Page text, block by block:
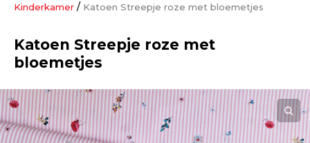
Kinderkamer
Kinderkamer / Katoen Streepje roze met bloemetjes
Katoen Streepje roze met
bloemetjes